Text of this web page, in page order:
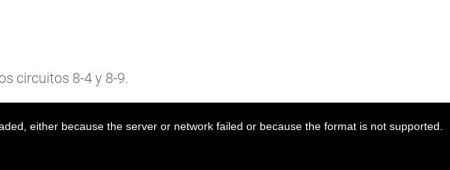
circuitos 8-4 y 8-9.
either because the server or network failed or because the format is not supported.